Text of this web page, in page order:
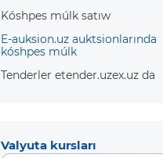
Kóshpes múlk satıw
E-auksion.uz auktsionlarında
kóshpes múlk
Tenderler etender.uzex.uz da
Valyuta kursları